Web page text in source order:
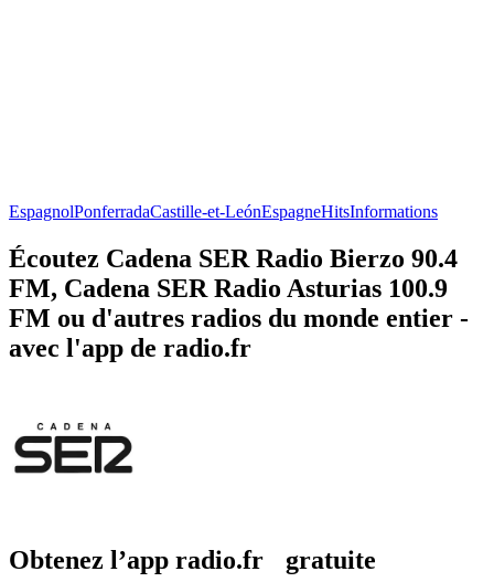
EspagnolPonferradaCastille-et-LeónEspagneHitsInformations
Écoutez Cadena SER Radio Bierzo 90.4
FM, Cadena SER Radio Asturias 100.9
FM ou d'autres radios du monde entier -
avec l'app de radio.fr
Obtenez l’app radio.fr gratuite